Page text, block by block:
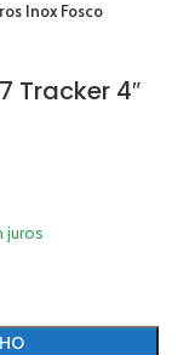
Inox Fosco
Tracker 4″
juros